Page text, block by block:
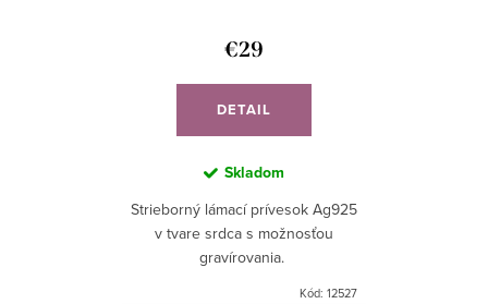
€29
DETAIL
Skladom
Strieborný lámací prívesok Ag925
v tvare srdca s možnosťou
gravírovania.
Kód: 12527